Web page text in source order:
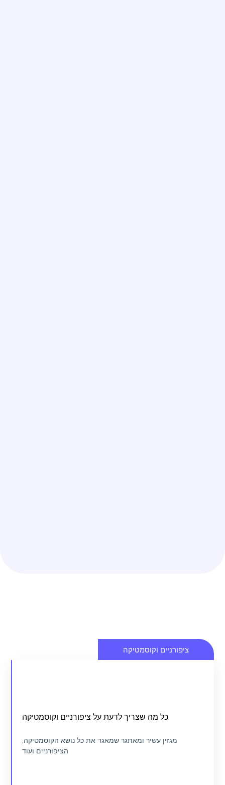
ציפורניים וקוסמטיקה
כל מה שצריך לדעת על ציפורניים וקוסמטיקה
מגזין עשיר ומאתגר שמאגד את כל נושא הקוסמטיקה,
הציפורניים ועוד
מגזין ציפורניים וקוסמטיקה
כנסו